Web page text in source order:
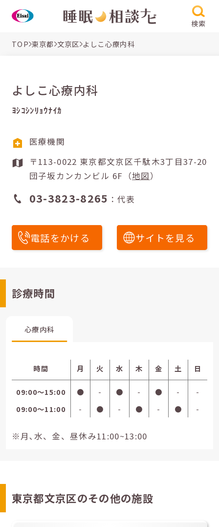
検索
TOP 東京都 文京区 よしこ心療内科
よしこ心療内科
ﾖｼｺｼﾝﾘｮｳﾅｲｶ
医療機関
〒113-0022 東京都文京区千駄木3丁目37-20
団子坂カンカンビル 6F（地図）
03-3823-8265 ：代表
電話をかける サイトを見る
診療時間
心療内科
時間 月 火 水 木 金 土 日
09:00〜15:00 ● - ● - ● -
-
09:00〜11:00
- ● - ● - ● -
※月､水、金、昼休み11:00~13:00
東京都文京区のその他の施設